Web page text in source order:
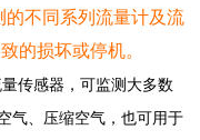
不同系列流量计及流
的损坏或停机。
传感器，可监测大多数
气、压缩空气，也可用于